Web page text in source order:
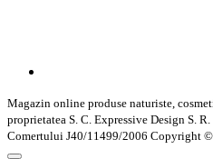
Magazin online produse naturiste,
proprietatea S. C. Expressive Design S.
Comertului J40/11499/2006 Copyright